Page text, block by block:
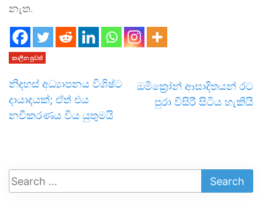
නැත.
කාලීන පුවත්
නිදහස් අධ්‍යාපනය විශිෂ්ට
දායාදයක්; ඒත් එය
නවීකරණය විය යුතුමයි
ඔමික්‍රෝන් ආසාදිතයන් රට
පුරා විසිරී සිටිය හැකියි